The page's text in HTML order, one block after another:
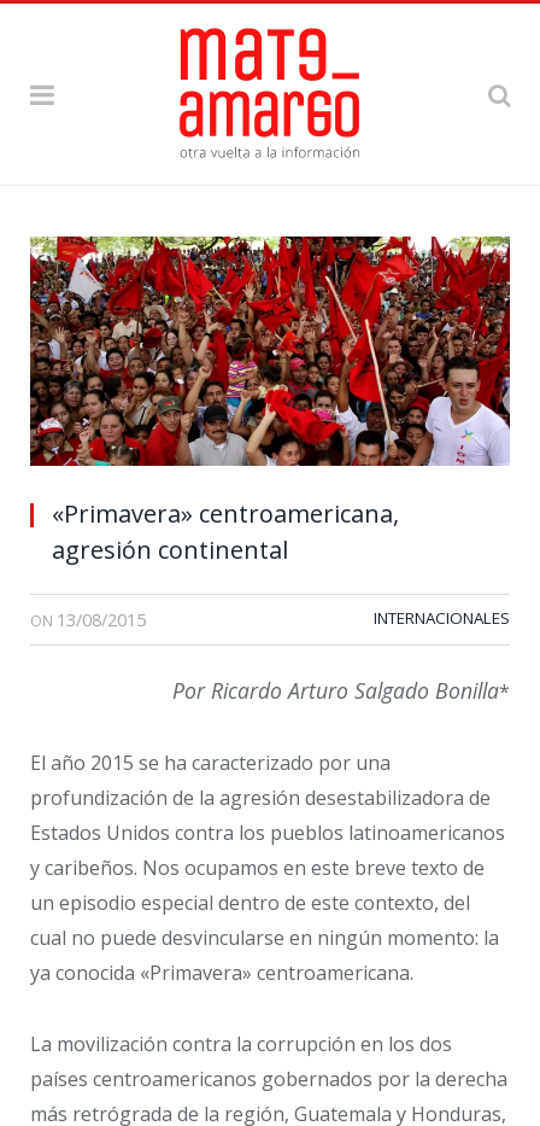
«Primavera» centroamericana,
agresión continental
ON 13/08/2015 INTERNACIONALES
Por Ricardo Arturo Salgado Bonilla*
El año 2015 se ha caracterizado por una
profundización de la agresión desestabilizadora de
Estados Unidos contra los pueblos latinoamericanos
y caribeños. Nos ocupamos en este breve texto de
un episodio especial dentro de este contexto, del
cual no puede desvincularse en ningún momento: la
ya conocida «Primavera» centroamericana.
La movilización contra la corrupción en los dos
países centroamericanos gobernados por la derecha
más retrógrada de la región, Guatemala y Honduras,